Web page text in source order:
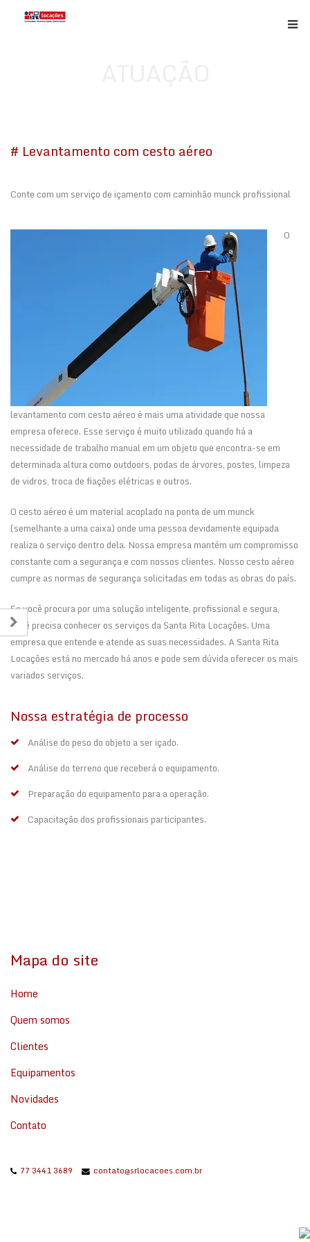
# Levantamento com cesto aéreo
Conte com um serviço de içamento com caminhão munck profissional
O
levantamento com cesto aéreo é mais uma atividade que nossa
empresa oferece. Esse serviço é muito utilizado quando há a
necessidade de trabalho manual em um objeto que encontra-se em
determinada altura como outdoors, podas de árvores, postes, limpeza
de vidros, troca de fiações elétricas e outros.
O cesto aéreo é um material acoplado na ponta de um munck
(semelhante a uma caixa) onde uma pessoa devidamente equipada
realiza o serviço dentro dela. Nossa empresa mantém um compromisso
constante com a segurança e com nossos clientes. Nosso cesto aéreo
cumpre as normas de segurança solicitadas em todas as obras do país.
Se você procura por uma solução inteligente, profissional e segura,
você precisa conhecer os serviços da Santa Rita Locações. Uma
empresa que entende e atende as suas necessidades. A Santa Rita
Locações está no mercado há anos e pode sem dúvida oferecer os mais
variados serviços.
Nossa estratégia de processo
Análise do peso do objeto a ser içado.
Análise do terreno que receberá o equipamento.
Preparação do equipamento para a operação.
Capacitação dos profissionais participantes.
Mapa do site
Home
Quem somos
Clientes
Equipamentos
Novidades
Contato
77 3441 3689 contato@srlocacoes.com.br